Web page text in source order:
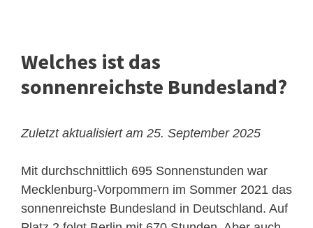
Welches ist das
sonnenreichste Bundesland?
Zuletzt aktualisiert am 25. September 2025
Mit durchschnittlich 695 Sonnenstunden war
Mecklenburg-Vorpommern im Sommer 2021 das
sonnenreichste Bundesland in Deutschland. Auf